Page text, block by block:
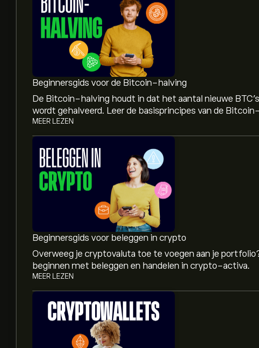
Beginnersgids voor de Bitcoin-halving
De Bitcoin-halving houdt in dat het aantal nieuwe
MEER LEZEN
Beginnersgids voor beleggen in crypto
Overweeg je cryptovaluta toe te voegen aan je
beginnen met beleggen en handelen in crypto-activa.
MEER LEZEN
De huidige prijs van BCHCAD is 299.37‎C$‎